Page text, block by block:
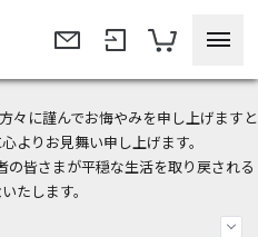
々に謹んでお悔やみを申し上げますと
よりお見舞い申し上げます。
皆さまが平穏な生活を取り戻される
たします。
ーポンプレゼント！